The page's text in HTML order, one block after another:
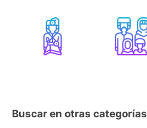
Buscar en otras categorías